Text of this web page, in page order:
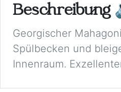
Beschreibung
Georgischer
Spülbecken und
Innenraum.